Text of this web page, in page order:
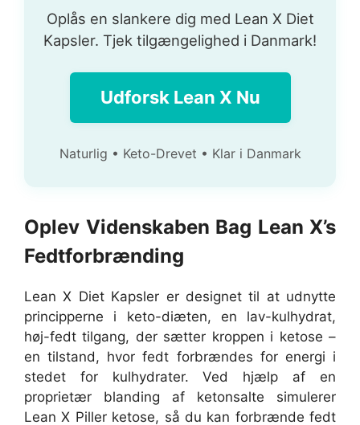
Oplås en slankere dig med Lean X Diet
Kapsler. Tjek tilgængelighed i Danmark!
Udforsk Lean X Nu
Naturlig • Keto-Drevet • Klar i Danmark
Oplev Videnskaben Bag Lean X’s
Fedtforbrænding
Lean X Diet Kapsler er designet til at udnytte
principperne i keto-diæten, en lav-kulhydrat,
høj-fedt tilgang, der sætter kroppen i ketose –
en tilstand, hvor fedt forbrændes for energi i
stedet for kulhydrater. Ved hjælp af en
proprietær blanding af ketonsalte simulerer
Lean X Piller ketose, så du kan forbrænde fedt